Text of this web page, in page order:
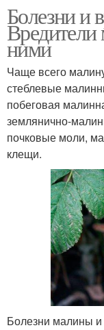
Болезни и
ними
Чаще всего
стеблевые
побеговая
землянично-
почковые моли,
клещи.
Болезни малины и